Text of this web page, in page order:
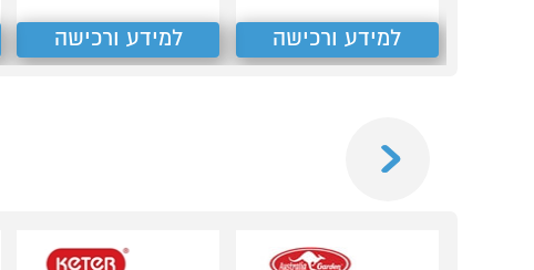
למידע ורכישה למידע ורכישה